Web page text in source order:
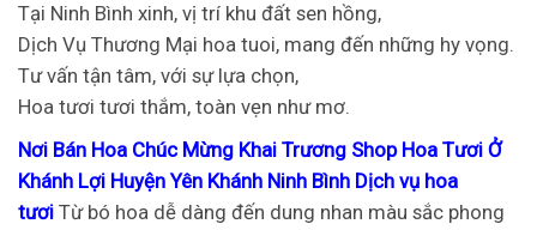
Tại Ninh Bình xinh, vị trí khu đất sen hồng,
Dịch Vụ Thương Mại hoa tuoi, mang đến những hy vọng.
Tư vấn tận tâm, với sự lựa chọn,
Hoa tươi tươi thắm, toàn vẹn như mơ.
Nơi Bán Hoa Chúc Mừng Khai Trương Shop Hoa Tươi Ở
Khánh Lợi Huyện Yên Khánh Ninh Bình Dịch vụ hoa
tươi Từ bó hoa dễ dàng đến dung nhan màu sắc phong